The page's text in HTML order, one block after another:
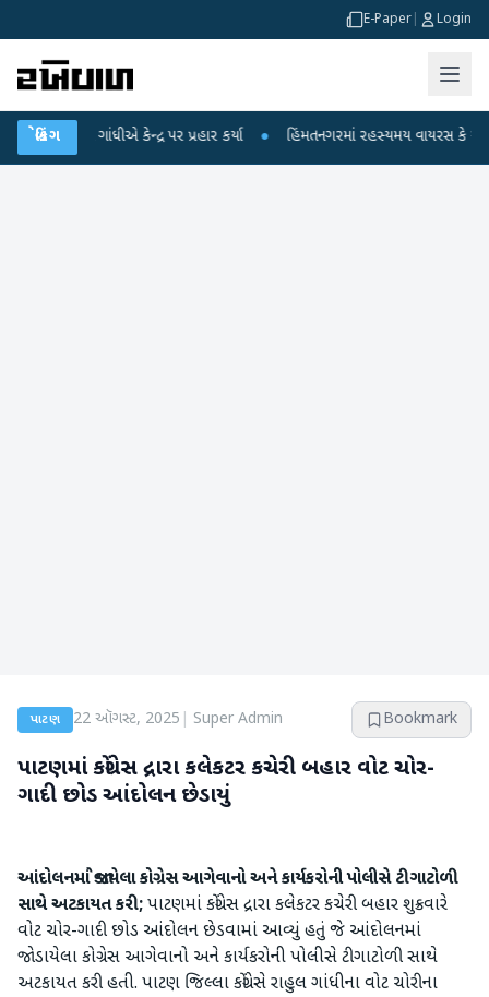
E-Paper Login
બ્રેકિંગ
ગાંધીએ કેન્દ્ર પર પ્રહાર કર્યા ● હિંમતનગરમાં રહસ્યમય વાયરસ કે ચાંદીપુરા? 6
પાટણ 22 ઑગસ્ટ, 2025 Super Admin Bookmark
પાટણમાં કોંગ્રેસ દ્રારા કલેકટર કચેરી બહાર વોટ ચોર-
ગાદી છોડ આંદોલન છેડાયું
આંદોલનમાં જોડાયેલા કોગ્રેસ આગેવાનો અને કાર્યકરોની પોલીસે ટીગાટોળી
સાથે અટકાયત કરી;પાટણમાં કોંગ્રેસ દ્રારા કલેકટર કચેરી બહાર શુક્રવારે
વોટ ચોર-ગાદી છોડ આંદોલન છેડવામાં આવ્યું હતું જે આંદોલનમાં
જોડાયેલા કોગ્રેસ આગેવાનો અને કાર્યકરોની પોલીસે ટીગાટોળી સાથે
અટકાયત કરી હતી. પાટણ જિલ્લા કોંગ્રેસે રાહુલ ગાંધીના વોટ ચોરીના